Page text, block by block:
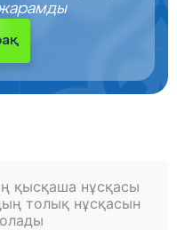
қысқаша нұсқасы
толық нұсқасын